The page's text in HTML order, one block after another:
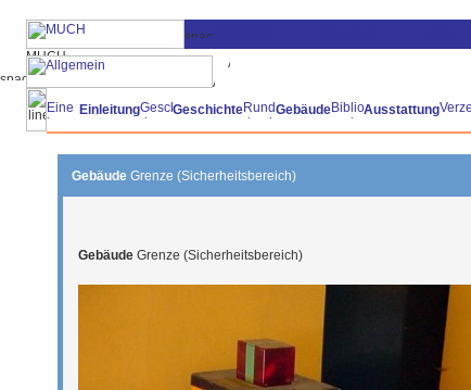
Einleitung Geschichte Gebäude Ausstattung
Gebäude Grenze (Sicherheitsbereich)
Gebäude Grenze (Sicherheitsbereich)